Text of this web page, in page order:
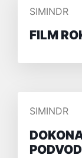
PŘIDAL/A
SIMINDR
FILM
PŘIDAL/A
SIMINDR
PODVOD